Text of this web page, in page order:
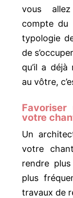
vous
compte du
typologie
de
qu’il a
au vôtre,
votre
Un
votre
rendre
plus
travaux de